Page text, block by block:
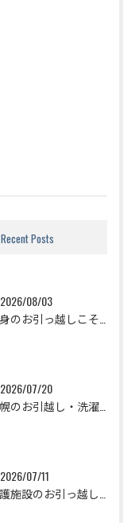
Recent Posts
2026/08/03
2026/07/20
2026/07/11